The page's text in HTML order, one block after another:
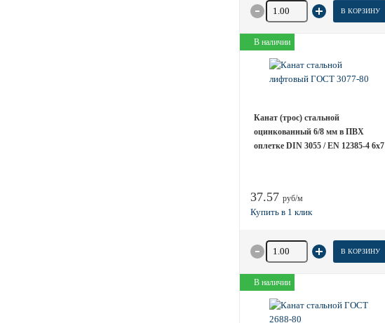
Количество товара В КОРЗИНУ
В наличии
Канат (трос) стальной
оцинкованный 6/8 мм в ПВХ
оплетке DIN 3055 / EN 12385-4 6x7
37.57 руб/м
Количество товара В КОРЗИНУ
В наличии